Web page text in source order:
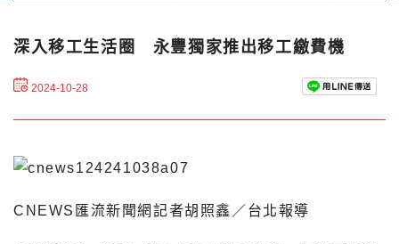
深入移工生活圈 永豐獨家推出移工繳費機
2024-10-28
CNEWS匯流新聞網記者胡照鑫／台北報導